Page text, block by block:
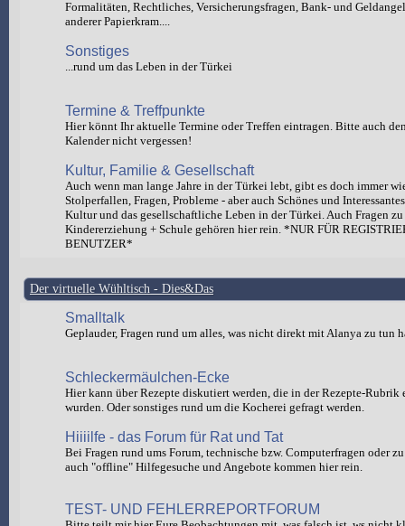
Formalitäten, Rechtliches, Versicherungsfragen, Bank- und
anderer Papierkram....
Sonstiges
...rund um das Leben in der Türkei
Termine & Treffpunkte
Hier könnt Ihr aktuelle Termine oder Treffen eintragen. Bitte auch
Kalender nicht vergessen!
Kultur, Familie & Gesellschaft
Auch wenn man lange Jahre in der Türkei lebt, gibt es doch immer
Stolperfallen, Fragen, Probleme - aber auch Schönes und
Kultur und das gesellschaftliche Leben in der Türkei. Auch Fragen
Kindererziehung + Schule gehören hier rein. *NUR FÜR
BENUTZER*
Der virtuelle Wühltisch - Dies&Das
Smalltalk
Geplauder, Fragen rund um alles, was nicht direkt mit Alanya zu tun
Schleckermäulchen-Ecke
Hier kann über Rezepte diskutiert werden, die in der Rezepte-Rubrik
wurden. Oder sonstiges rund um die Kocherei gefragt werden.
Hiiiilfe - das Forum für Rat und Tat
Bei Fragen rund ums Forum, technische bzw. Computerfragen oder
auch "offline" Hilfegesuche und Angebote kommen hier rein.
TEST- UND FEHLERREPORTFORUM